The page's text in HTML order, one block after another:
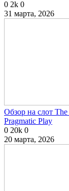
0 2k 0
31 марта, 2026
Обзор на слот
Pragmatic Play
0 20k 0
20 марта, 2026